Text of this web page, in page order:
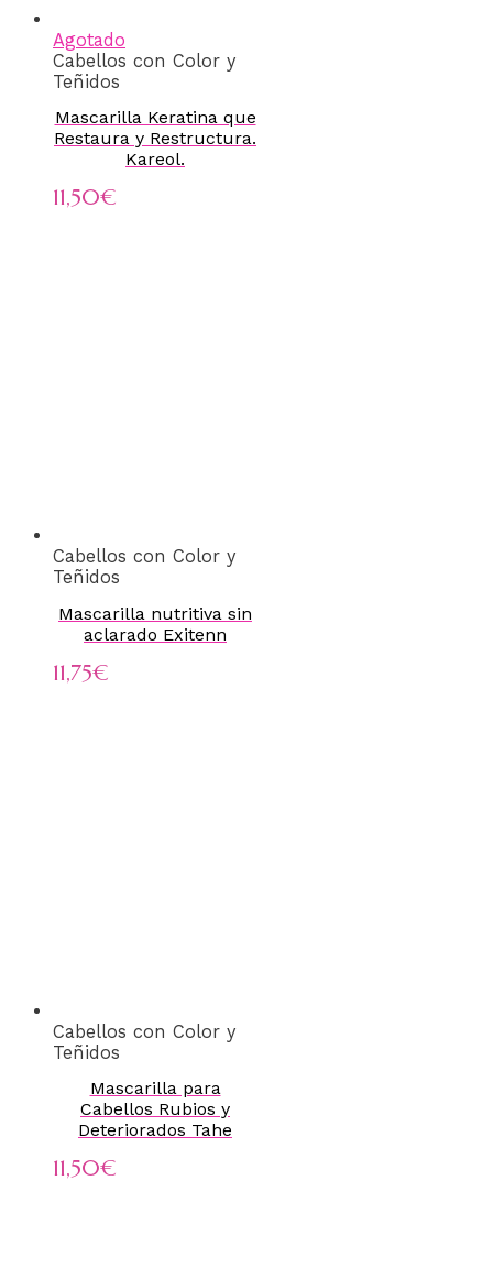
Agotado
Cabellos con Color y
Teñidos
Mascarilla Keratina que
Restaura y Restructura.
Kareol.
11,50€
Cabellos con Color y
Teñidos
Mascarilla nutritiva sin
aclarado Exitenn
11,75€
Cabellos con Color y
Teñidos
Mascarilla para
Cabellos Rubios y
Deteriorados Tahe
11,50€